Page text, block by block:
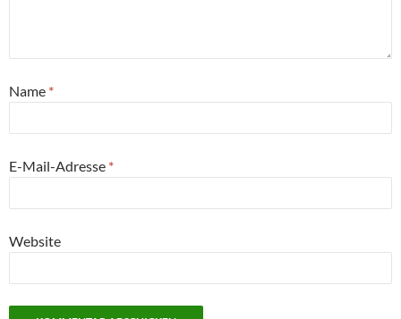
Name *
E-Mail-Adresse *
Website